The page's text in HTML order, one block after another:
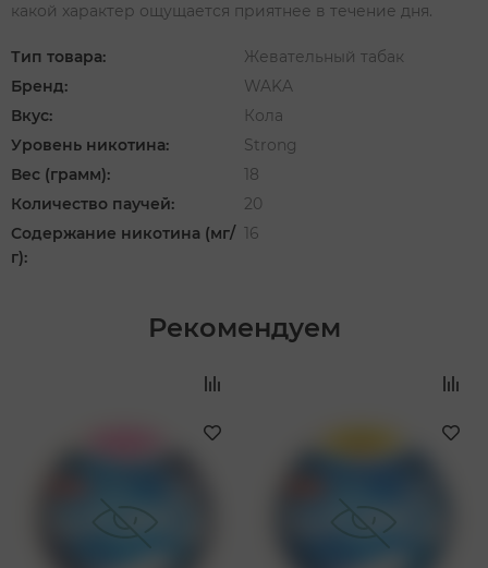
какой характер ощущается приятнее в течение дня.
Тип товара:
Жевательный табак
Бренд:
WAKA
Вкус:
Кола
Уровень никотина:
Strong
Вес (грамм):
18
Количество паучей:
20
Содержание никотина (мг/
г):
16
Рекомендуем